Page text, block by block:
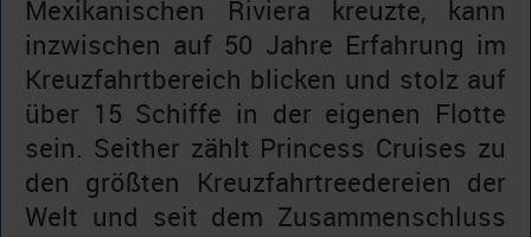
Mexikanischen Riviera kreuzte, kann
inzwischen auf 50 Jahre Erfahrung im
Kreuzfahrtbereich blicken und stolz auf
über 15 Schiffe in der eigenen Flotte
sein. Seither zählt Princess Cruises zu
den größten Kreuzfahrtreedereien der
Welt und seit dem Zusammenschluss